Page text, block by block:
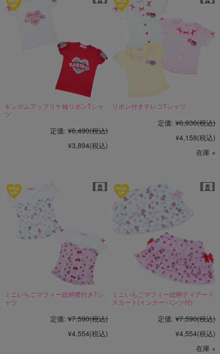
ギンガムアップリケ袖リボンTシャ
ツ
定価: ¥6,490(税込)
¥3,894(税込)
リボン付きテレコTシャツ
定価: ¥6,930(税込)
¥4,158(税込)
在庫 ×
ミニいちごマフィー総柄襟付きTシ
ャツ
定価: ¥7,590(税込)
¥4,554(税込)
ミニいちごマフィー総柄ティアード
スカート(インナーパンツ付)
定価: ¥7,590(税込)
¥4,554(税込)
在庫 ×